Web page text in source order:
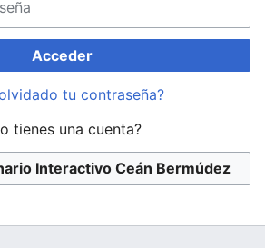
Acceder
tu contraseña?
tienes una cuenta?
Interactivo Ceán Bermúdez